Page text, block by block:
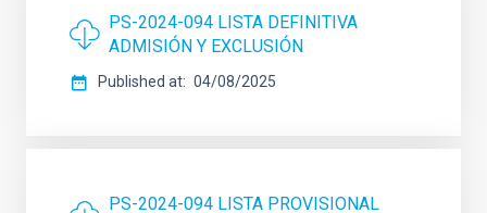
PS-2024-094 LISTA DEFINITIVA
ADMISIÓN Y EXCLUSIÓN
Published at 04/08/2025
PS-2024-094 LISTA PROVISIONAL